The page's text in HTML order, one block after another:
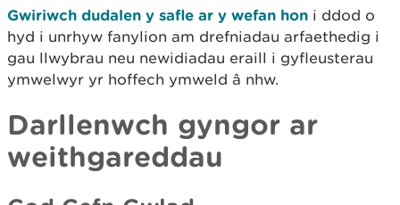
Gwiriwch dudalen y safle ar y wefan hon i ddod o
hyd i unrhyw fanylion am drefniadau arfaethedig i
gau llwybrau neu newidiadau eraill i gyfleusterau
ymwelwyr yr hoffech ymweld â nhw.
Darllenwch gyngor ar
weithgareddau